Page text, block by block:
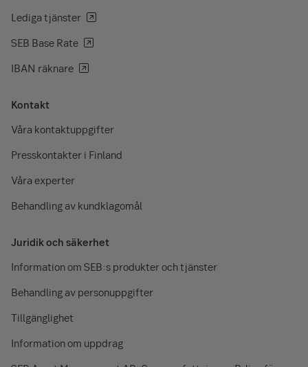
Lediga tjänster
SEB Base Rate
IBAN räknare
Kontakt
Våra kontaktuppgifter
Presskontakter i Finland
Våra experter
Behandling av kundklagomål
Juridik och säkerhet
Information om SEB:s produkter och tjänster
Behandling av personuppgifter
Tillgänglighet
Information om uppdrag